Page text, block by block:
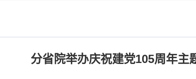
分省院举办庆祝建党105周年主